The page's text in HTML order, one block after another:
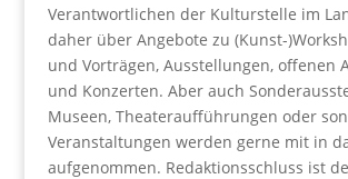
Verantwortlichen der Kulturstelle im
daher über Angebote zu (Kunst-
und Vorträgen, Ausstellungen, offenen
und Konzerten. Aber auch
Museen, Theateraufführungen oder
Veranstaltungen werden gerne mit in
aufgenommen. Redaktionsschluss ist